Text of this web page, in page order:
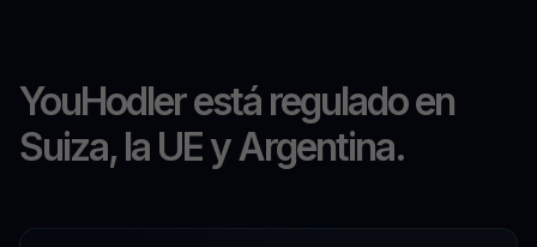
YouHodler está regulado en
Suiza, la UE y Argentina.